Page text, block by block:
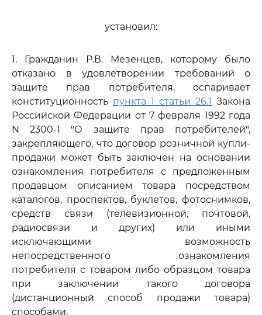
установил:
1. Гражданин Р.В. Мезенцев, которому было
отказано в удовлетворении требований о
защите прав потребителя, оспаривает
конституционность пункта 1 статьи 26.1 Закона
Российской Федерации от 7 февраля 1992 года
N 2300-1 "О защите прав потребителей",
закрепляющего, что договор розничной купли-
продажи может быть заключен на основании
ознакомления потребителя с предложенным
продавцом описанием товара посредством
каталогов, проспектов, буклетов, фотоснимков,
средств связи (телевизионной, почтовой,
радиосвязи и других) или иными
исключающими возможность
непосредственного ознакомления
потребителя с товаром либо образцом товара
при заключении такого договора
(дистанционный способ продажи товара)
способами.